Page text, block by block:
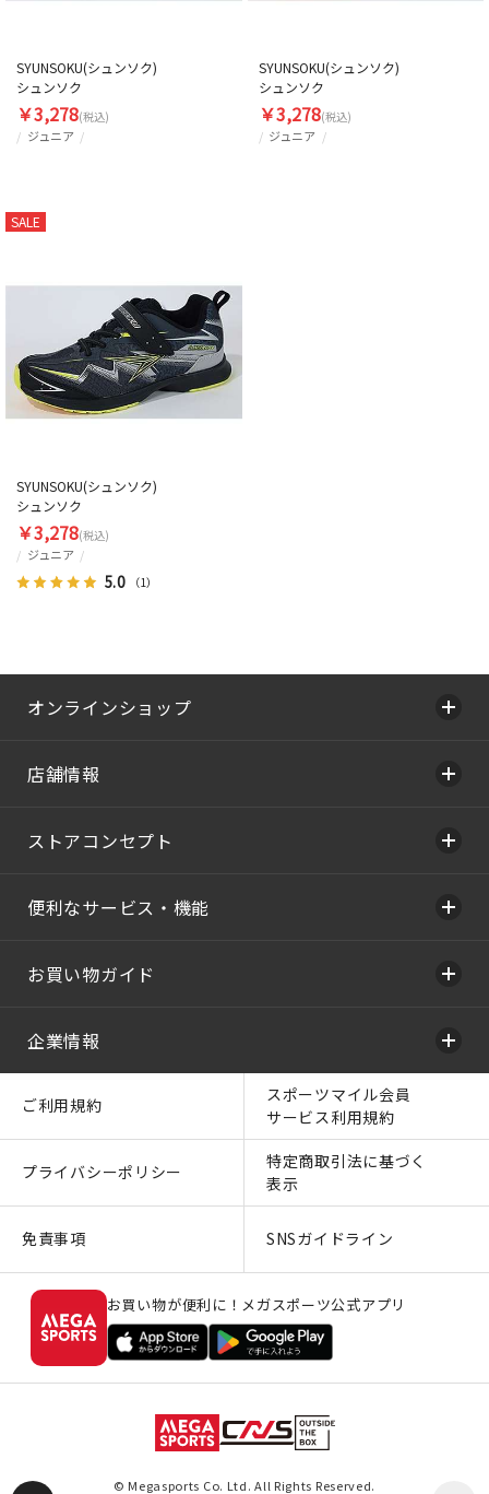
ジュニア
SYUNSOKU(シュンソク)
シュンソク
￥3,278(税込)
ジュニア
SYUNSOKU(シュンソク)
シュンソク
￥3,278(税込)
SALE
ジュニア
5.0 （1）
SYUNSOKU(シュンソク)
シュンソク
￥3,278(税込)
オンラインショップ
店舗情報
ストアコンセプト
便利なサービス・機能
お買い物ガイド
企業情報
ご利用規約
スポーツマイル会員
サービス利用規約
プライバシーポリシー
特定商取引法に基づく
表示
免責事項 SNSガイドライン
お買い物が便利に！メガスポーツ公式アプリ
© Megasports Co. Ltd. All Rights Reserved.